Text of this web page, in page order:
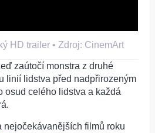
HD trailer • Zdroj: CinemArt
zaútočí monstra z druhé
linií lidstva před nadpřirozeným
osud celého lidstva a každá
filmů roku